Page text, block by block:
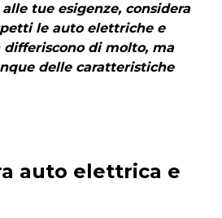
tue esigenze, considera
le auto elettriche e
di molto, ma
delle caratteristiche
auto elettrica e